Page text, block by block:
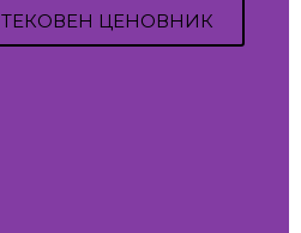
ТЕКОВЕН ЦЕНОВНИК